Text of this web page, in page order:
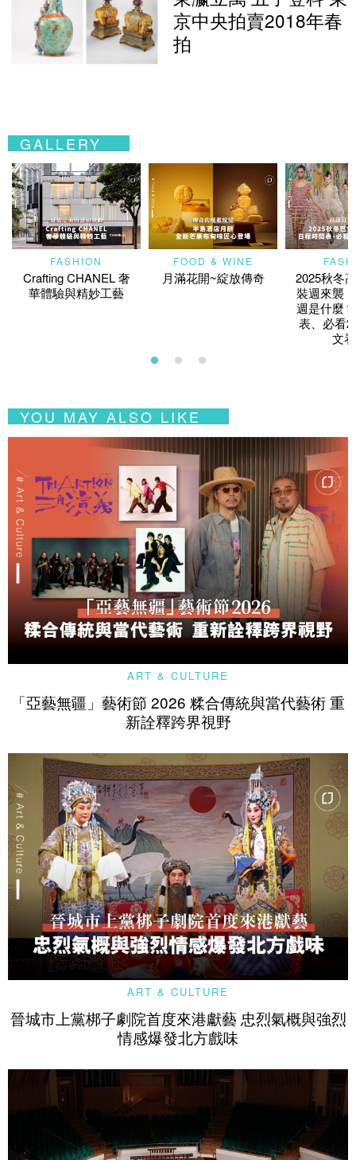
京中央拍賣2018年春
拍
GALLERY
FASHION
Crafting CHANEL 奢
華體驗與精妙工藝
FOOD & WINE
月滿花開~綻放傳奇
2025秋冬
裝週來襲
週是什麼
表、必看
文
YOU MAY ALSO LIKE
ART & CULTURE
「亞藝無疆」藝術節 2026 糅合傳統與當代藝術 重
新詮釋跨界視野
ART & CULTURE
晉城市上黨梆子劇院首度來港獻藝 忠烈氣概與強烈
情感爆發北方戲味